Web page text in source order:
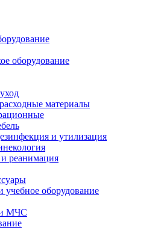
оборудование
материалы
и утилизация
реанимация
учебное оборудование
и МЧС